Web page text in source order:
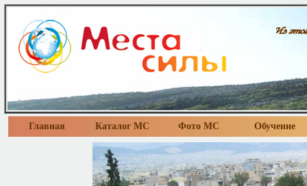
Главная Каталог МС Фото МС Обучение